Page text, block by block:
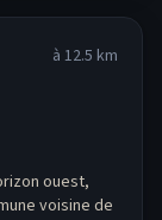
à 12.5 km
ouest,
voisine de